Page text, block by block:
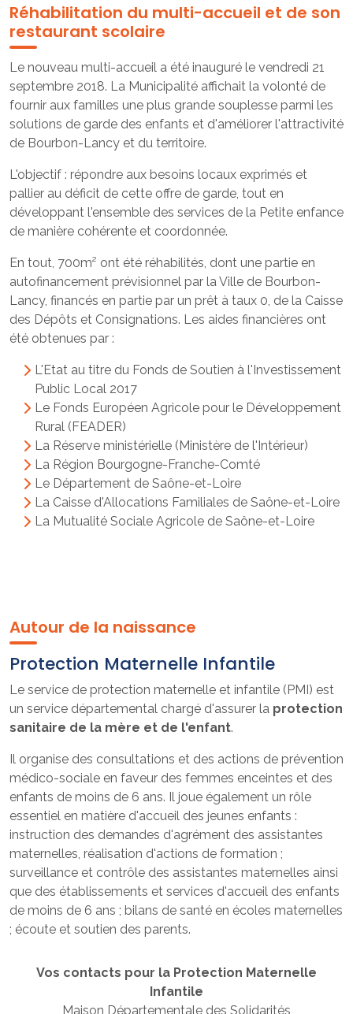
Réhabilitation du multi-accueil et de son
restaurant scolaire
Le nouveau multi-accueil a été inauguré le vendredi 21
septembre 2018. La Municipalité affichait la volonté de
fournir aux familles une plus grande souplesse parmi les
solutions de garde des enfants et d'améliorer l'attractivité
de Bourbon-Lancy et du territoire.
L'objectif : répondre aux besoins locaux exprimés et
pallier au déficit de cette offre de garde, tout en
développant l'ensemble des services de la Petite enfance
de manière cohérente et coordonnée.
En tout, 700m² ont été réhabilités, dont une partie en
autofinancement prévisionnel par la Ville de Bourbon-
Lancy, financés en partie par un prêt à taux 0, de la Caisse
des Dépôts et Consignations. Les aides financières ont
été obtenues par :
L'Etat au titre du Fonds de Soutien à l'Investissement
Public Local 2017
Le Fonds Européen Agricole pour le Développement
Rural (FEADER)
La Réserve ministérielle (Ministère de l'Intérieur)
La Région Bourgogne-Franche-Comté
Le Département de Saône-et-Loire
La Caisse d'Allocations Familiales de Saône-et-Loire
La Mutualité Sociale Agricole de Saône-et-Loire
Autour de la naissance
Protection Maternelle Infantile
Le service de protection maternelle et infantile (PMI) est
un service départemental chargé d'assurer la protection
sanitaire de la mère et de l'enfant.
Il organise des consultations et des actions de prévention
médico-sociale en faveur des femmes enceintes et des
enfants de moins de 6 ans. Il joue également un rôle
essentiel en matière d'accueil des jeunes enfants :
instruction des demandes d'agrément des assistantes
maternelles, réalisation d'actions de formation ;
surveillance et contrôle des assistantes maternelles ainsi
que des établissements et services d'accueil des enfants
de moins de 6 ans ; bilans de santé en écoles maternelles
; écoute et soutien des parents.
Vos contacts pour la Protection Maternelle
Infantile
Maison Départementale des Solidarités